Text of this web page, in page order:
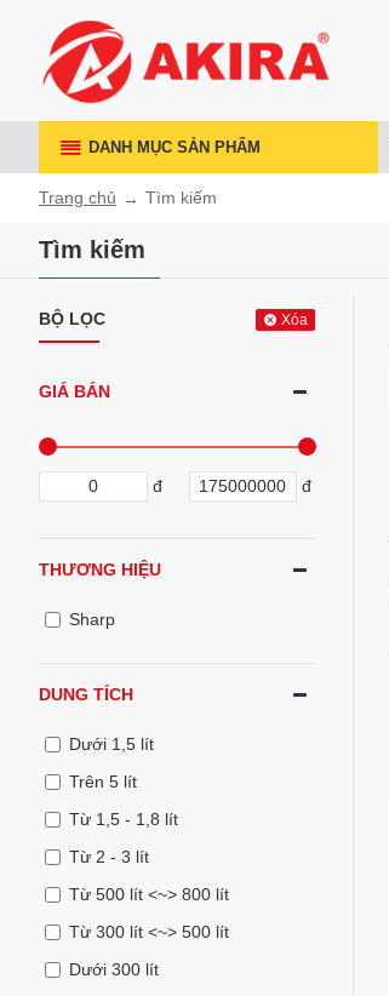
DANH MỤC SẢN PHẨM
Trang chủ Tìm kiếm
Tìm kiếm
BỘ LỌC Xóa
GIÁ BÁN
đ đ
THƯƠNG HIỆU
Sharp
DUNG TÍCH
Dưới 1,5 lít
Trên 5 lít
Từ 1,5 - 1,8 lít
Từ 2 - 3 lít
Từ 500 lít <~> 800 lít
Từ 300 lít <~> 500 lít
Dưới 300 lít